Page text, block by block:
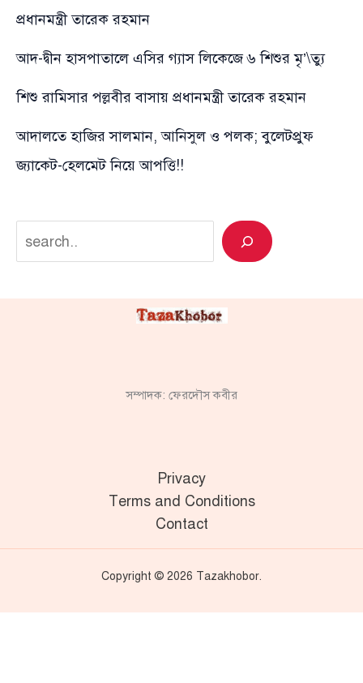
প্রধানমন্ত্রী তারেক রহমান
আদ-দ্বীন হাসপাতালে এসির গ্যাস লিকেজে ৬ শিশুর মৃ’\ত্যু
শিশু রামিসার পল্লবীর বাসায় প্রধানমন্ত্রী তারেক রহমান
আদালতে হাজির সালমান, আনিসুল ও পলক; বুলেটপ্রুফ
জ্যাকেট-হেলমেট নিয়ে আপত্তি!!
Search
সম্পাদক: ফেরদৌস কবীর
Privacy
Terms and Conditions
Contact
Copyright © 2026 Tazakhobor.